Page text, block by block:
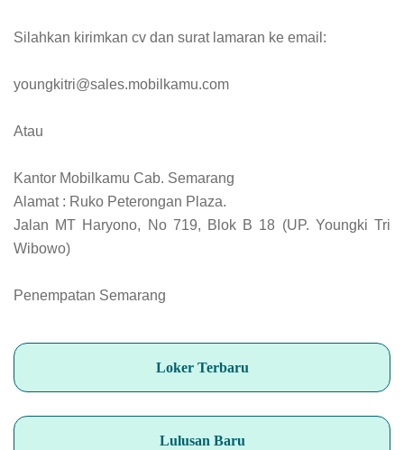
Silahkan kirimkan cv dan surat lamaran ke email:
youngkitri@sales.mobilkamu.com
Atau
Kantor Mobilkamu Cab. Semarang
Alamat : Ruko Peterongan Plaza.
Jalan MT Haryono, No 719, Blok B 18 (UP. Youngki Tri
Wibowo)
Penempatan Semarang
Loker Terbaru
Lulusan Baru